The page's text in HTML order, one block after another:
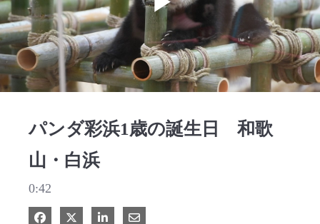
Play
パンダ彩浜1歳の誕生日 和歌
山・白浜
0:42
Facebook で共有
Xで共有する
LinkedIn で共有
電子メールで共有